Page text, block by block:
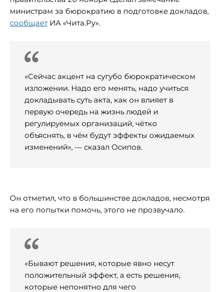
министрам за бюрократию в подготовке докладов,
сообщает ИА «Чита.Ру».
«Сейчас акцент на сугубо бюрократическом
изложении. Надо его менять, надо учиться
докладывать суть акта, как он влияет в
первую очередь на жизнь людей и
регулируемых организаций, чётко
объяснять, в чём будут эффекты ожидаемых
изменений», — сказал Осипов.
Он отметил, что в большинстве докладов, несмотря
на его попытки помочь, этого не прозвучало.
«Бывают решения, которые явно несут
положительный эффект, а есть решения,
которые непонятно для чего